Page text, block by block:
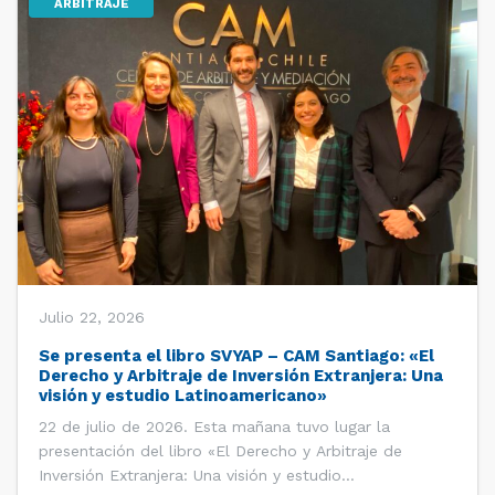
ARBITRAJE
Julio 22, 2026
Se presenta el libro SVYAP – CAM Santiago: «El
Derecho y Arbitraje de Inversión Extranjera: Una
visión y estudio Latinoamericano»
22 de julio de 2026. Esta mañana tuvo lugar la
presentación del libro «El Derecho y Arbitraje de
Inversión Extranjera: Una visión y estudio